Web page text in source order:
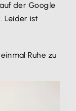
der Google
Leider ist
Ruhe zu